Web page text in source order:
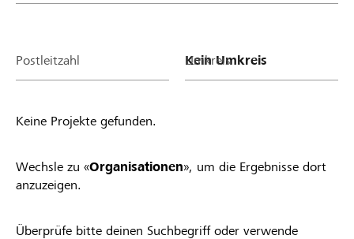
Postleitzahl Umkreis
Keine Projekte gefunden.
Wechsle zu «Organisationen», um die Ergebnisse dort
anzuzeigen.
Überprüfe bitte deinen Suchbegriff oder verwende